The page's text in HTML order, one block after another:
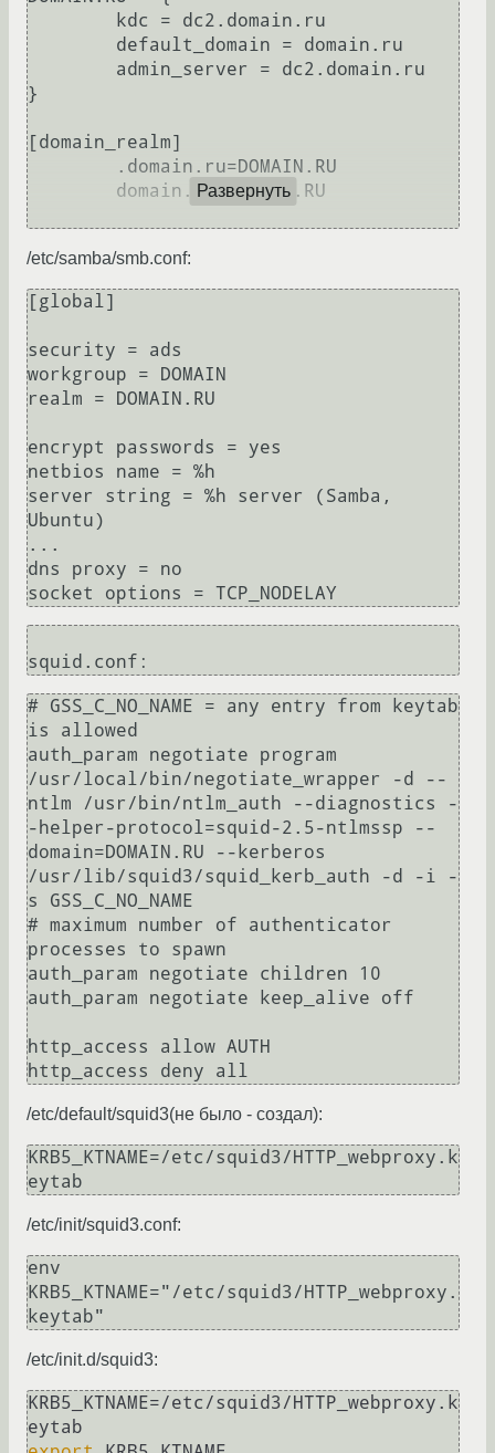
}
[domain_realm]
Развернуть
/etc/samba/smb.conf:
[global]
security = ads
workgroup = DOMAIN
realm = DOMAIN.RU
encrypt passwords = yes
netbios name = %h
server string = %h server (Samba,
Ubuntu)
...
dns proxy = no
# GSS_C_NO_NAME = any entry from keytab
is allowed
auth_param negotiate program
/usr/local/bin/negotiate_wrapper -d --
ntlm /usr/bin/ntlm_auth --diagnostics -
-helper-protocol=squid-2.5-ntlmssp --
domain=DOMAIN.RU --kerberos
/usr/lib/squid3/squid_kerb_auth -d -i -
s GSS_C_NO_NAME
# maximum number of authenticator
processes to spawn
auth_param negotiate children 10
auth_param negotiate keep_alive off
http_access allow AUTH
/etc/default/squid3(не было - создал):
KRB5_KTNAME=/etc/squid3/HTTP_webproxy.k
/etc/init/squid3.conf:
env
KRB5_KTNAME="/etc/squid3/HTTP_webproxy.
/etc/init.d/squid3:
KRB5_KTNAME=/etc/squid3/HTTP_webproxy.k